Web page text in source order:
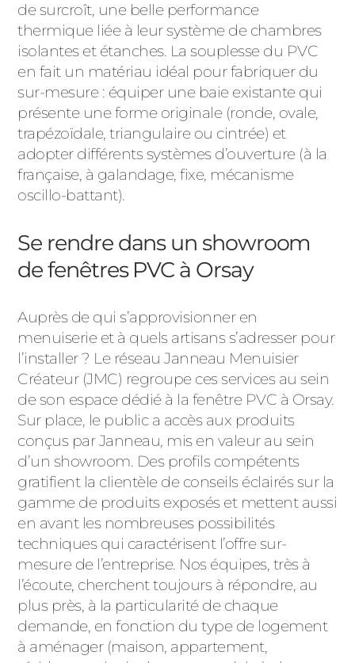
de surcroît, une belle performance
thermique liée à leur système de chambres
isolantes et étanches. La souplesse du PVC
en fait un matériau idéal pour fabriquer du
sur-mesure : équiper une baie existante qui
présente une forme originale (ronde, ovale,
trapézoïdale, triangulaire ou cintrée) et
adopter différents systèmes d’ouverture (à la
française, à galandage, fixe, mécanisme
oscillo-battant).
Se rendre dans un showroom
de fenêtres PVC à Orsay
Auprès de qui s’approvisionner en
menuiserie et à quels artisans s’adresser pour
l’installer ? Le réseau Janneau Menuisier
Créateur (JMC) regroupe ces services au sein
de son espace dédié à la fenêtre PVC à Orsay.
Sur place, le public a accès aux produits
conçus par Janneau, mis en valeur au sein
d’un showroom. Des profils compétents
gratifient la clientèle de conseils éclairés sur la
gamme de produits exposés et mettent aussi
en avant les nombreuses possibilités
techniques qui caractérisent l’offre sur-
mesure de l’entreprise. Nos équipes, très à
l’écoute, cherchent toujours à répondre, au
plus près, à la particularité de chaque
demande, en fonction du type de logement
à aménager (maison, appartement,